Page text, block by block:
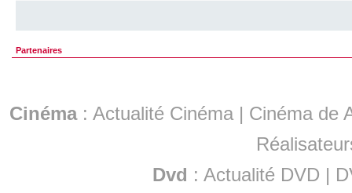
Partenaires
Cinéma: Actualité Cinéma | Cinéma de
Dvd : Actualité DVD |